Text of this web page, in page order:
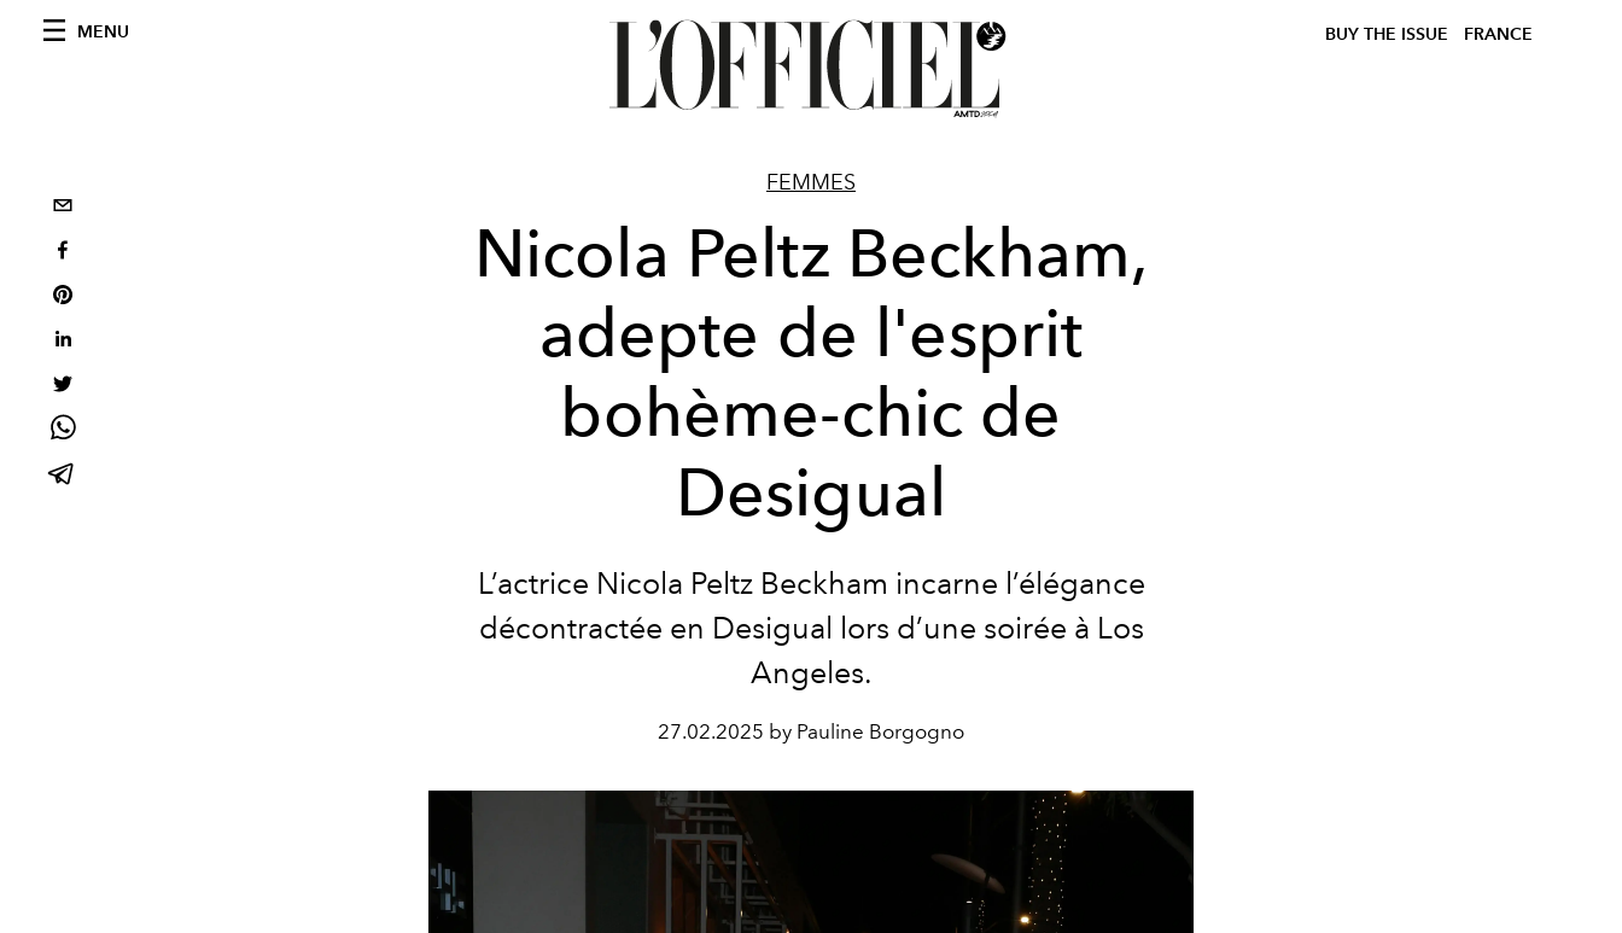
MENU BUY THE ISSUE FRANCE
FEMMES
Nicola Peltz Beckham,
adepte de l'esprit
bohème-chic de
Desigual
L’actrice Nicola Peltz Beckham incarne l’élégance
décontractée en Desigual lors d’une soirée à Los
Angeles.
27.02.2025 by Pauline Borgogno